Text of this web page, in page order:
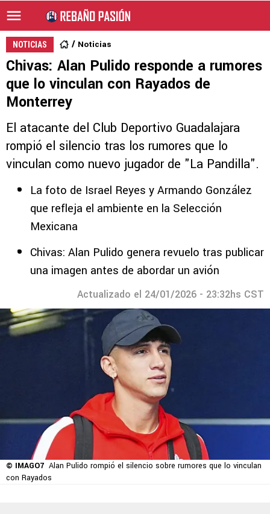
NOTICIAS Noticias
Chivas: Alan Pulido responde a rumores
que lo vinculan con Rayados de
Monterrey
El atacante del Club Deportivo Guadalajara
rompió el silencio tras los rumores que lo
vinculan como nuevo jugador de "La Pandilla".
La foto de Israel Reyes y Armando González
que refleja el ambiente en la Selección
Mexicana
Chivas: Alan Pulido genera revuelo tras publicar
una imagen antes de abordar un avión
Actualizado el 24/01/2026 - 23:32hs CST
© IMAGO7 Alan Pulido rompió el silencio sobre rumores que lo vinculan
con Rayados